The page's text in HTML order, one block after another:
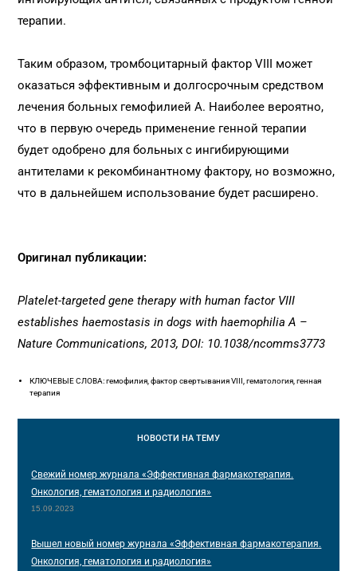
терапии.
Таким образом, тромбоцитарный фактор VIII может
оказаться эффективным и долгосрочным средством
лечения больных гемофилией А. Наиболее вероятно,
что в первую очередь применение генной терапии
будет одобрено для больных с ингибирующими
антителами к рекомбинантному фактору, но возможно,
что в дальнейшем использование будет расширено.
Оригинал публикации:
Platelet-targeted gene therapy with human factor VIII
establishes haemostasis in dogs with haemophilia A –
Nature Communications, 2013, DOI: 10.1038/ncomms3773
КЛЮЧЕВЫЕ СЛОВА: гемофилия, фактор свертывания VIII, гематология, генная
терапия
НОВОСТИ НА ТЕМУ
Свежий номер журнала «Эффективная фармакотерапия.
Онкология, гематология и радиология»
15.09.2023
Вышел новый номер журнала «Эффективная фармакотерапия.
Онкология, гематология и радиология»